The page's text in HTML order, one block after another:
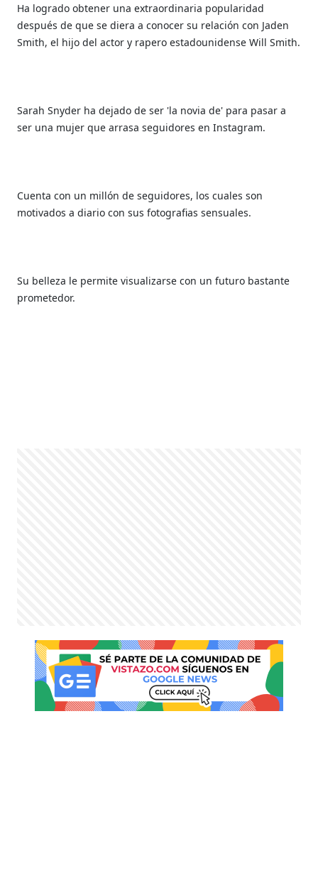
Ha logrado obtener una extraordinaria popularidad
después de que se diera a conocer su relación con Jaden
Smith, el hijo del actor y rapero estadounidense Will Smith.
Sarah Snyder ha dejado de ser 'la novia de' para pasar a
ser una mujer que arrasa seguidores en Instagram.
Cuenta con un millón de seguidores, los cuales son
motivados a diario con sus fotografias sensuales.
Su belleza le permite visualizarse con un futuro bastante
prometedor.